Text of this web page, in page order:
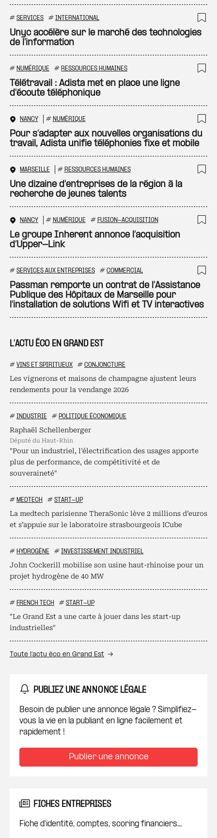
L’ACTU ÉCO EN GRAND EST
# VINS ET SPIRITUEUX # CONJONCTURE
Les vignerons et maisons de champagne ajustent leurs
rendements pour la vendange 2026
# INDUSTRIE # POLITIQUE ÉCONOMIQUE
Raphaël Schellenberger
député du Haut-Rhin
"Pour un industriel, l’électrification des usages apporte
plus de performance, de compétitivité et de
souveraineté"
# MEDTECH # START-UP
La medtech parisienne TheraSonic lève 2 millions d’euros
et s’appuie sur le laboratoire strasbourgeois ICube
# HYDROGÈNE # INVESTISSEMENT INDUSTRIEL
John Cockerill mobilise son usine haut-rhinoise pour un
projet hydrogène de 40 MW
# FRENCH TECH # START-UP
"Le Grand Est a une carte à jouer dans les start-up
industrielles"
Toute l’actu éco en Grand Est
PUBLIEZ UNE ANNONCE LÉGALE
Besoin de publier une annonce légale ? Simplifiez-
vous la vie en la publiant en ligne facilement et
rapidement !
Publier une annonce
FICHES ENTREPRISES
Fiche d'identité, comptes, scoring financiers...
# SERVICES # INTERNATIONAL
Unyc accélère sur le marché des technologies
de l’information
# NUMÉRIQUE # RESSOURCES HUMAINES
Télétravail : Adista met en place une ligne
d'écoute téléphonique
NANCY # NUMÉRIQUE
Pour s’adapter aux nouvelles organisations du
travail, Adista unifie téléphonies fixe et mobile
MARSEILLE # RESSOURCES HUMAINES
Une dizaine d'entreprises de la région à la
recherche de jeunes talents
NANCY # NUMÉRIQUE # FUSION-ACQUISITION
Le groupe Inherent annonce l’acquisition
d’Upper-Link
# SERVICES AUX ENTREPRISES # COMMERCIAL
Passman remporte un contrat de l’Assistance
Publique des Hôpitaux de Marseille pour
l’installation de solutions Wifi et TV interactives